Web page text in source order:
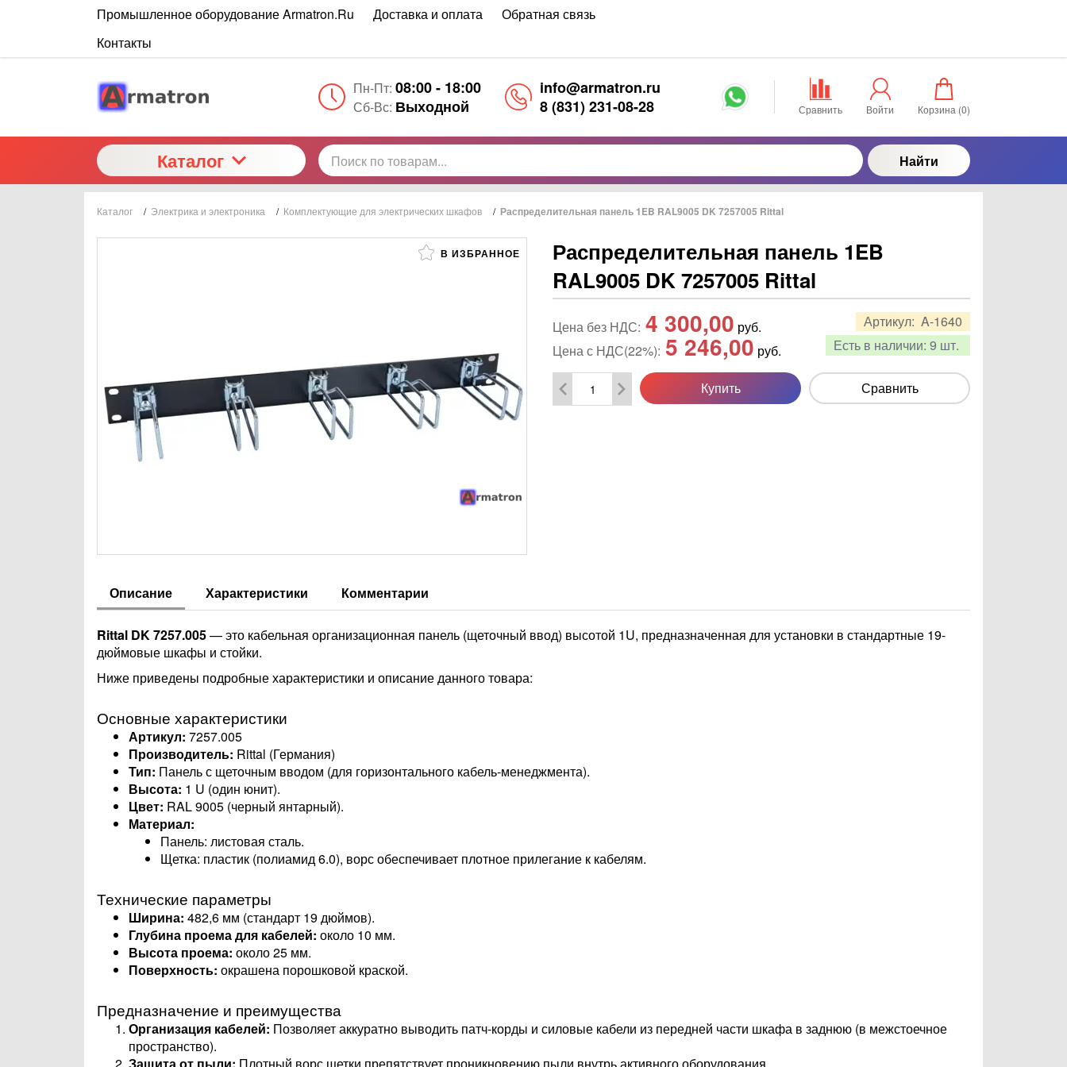
Промышленное оборудование Armatron.Ru Доставка и оплата
Обратная связь
Контакты
Пн-Пт: 08:00 - 18:00
Сб-Вс: Выходной
info@armatron.ru
8 (831) 231-08-28
Сравнить Войти Корзина (0)
Каталог Найти
Каталог / Электрика и электроника / Комплектующие для электрических шкафов / Распределительная панель 1EB RAL9005 DK 7257005 Rittal
В ИЗБРАННОЕ
Распределительная панель 1EB
RAL9005 DK 7257005 Rittal
Артикул: A-1640
Есть в наличии: 9 шт.
Цена без НДС: 4 300,00 руб.
Цена с НДС(22%): 5 246,00 руб.
Купить Сравнить
Описание Характеристики Комментарии
Rittal DK 7257.005— это кабельная организационная панель (щеточный ввод) высотой 1U, предназначенная для установки в стандартные 19-
дюймовые шкафы и стойки.
Ниже приведены подробные характеристики и описание данного товара:
Основные характеристики
Артикул: 7257.005
Производитель: Rittal (Германия)
Тип: Панель с щеточным вводом (для горизонтального кабель-менеджмента).
Высота: 1 U (один юнит).
Цвет: RAL 9005 (черный янтарный).
Материал:
Панель: листовая сталь.
Щетка: пластик (полиамид 6.0), ворс обеспечивает плотное прилегание к кабелям.
Технические параметры
Ширина: 482,6 мм (стандарт 19 дюймов).
Глубина проема для кабелей: около 10 мм.
Высота проема: около 25 мм.
Поверхность: окрашена порошковой краской.
Предназначение и преимущества
Организация кабелей: Позволяет аккуратно выводить патч-корды и силовые кабели из передней части шкафа в заднюю (в межстоечное
пространство).